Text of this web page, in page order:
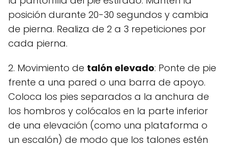
posición durante 20-30 segundos y cambia
de pierna. Realiza de 2 a 3 repeticiones por
cada pierna.
2. Movimiento de talón elevado: Ponte de pie
frente a una pared o una barra de apoyo.
Coloca los pies separados a la anchura de
los hombros y colócalos en la parte inferior
de una elevación (como una plataforma o
un escalón) de modo que los talones estén